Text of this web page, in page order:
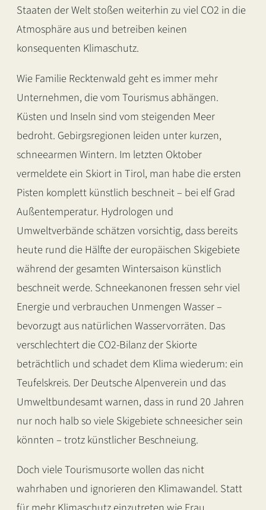
Staaten der Welt stoßen weiterhin zu viel CO2 in die
Atmosphäre aus und betreiben keinen
konsequenten Klimaschutz.
Wie Familie Recktenwald geht es immer mehr
Unternehmen, die vom Tourismus abhängen.
Küsten und Inseln sind vom steigenden Meer
bedroht. Gebirgsregionen leiden unter kurzen,
schneearmen Wintern. Im letzten Oktober
vermeldete ein Skiort in Tirol, man habe die ersten
Pisten komplett künstlich beschneit – bei elf Grad
Außentemperatur. Hydrologen und
Umweltverbände schätzen vorsichtig, dass bereits
heute rund die Hälfte der europäischen Skigebiete
während der gesamten Wintersaison künstlich
beschneit werde. Schneekanonen fressen sehr viel
Energie und verbrauchen Unmengen Wasser –
bevorzugt aus natürlichen Wasservorräten. Das
verschlechtert die CO2-Bilanz der Skiorte
beträchtlich und schadet dem Klima wiederum: ein
Teufelskreis. Der Deutsche Alpenverein und das
Umweltbundesamt warnen, dass in rund 20 Jahren
nur noch halb so viele Skigebiete schneesicher sein
könnten – trotz künstlicher Beschneiung.
Doch viele Tourismusorte wollen das nicht
wahrhaben und ignorieren den Klimawandel. Statt